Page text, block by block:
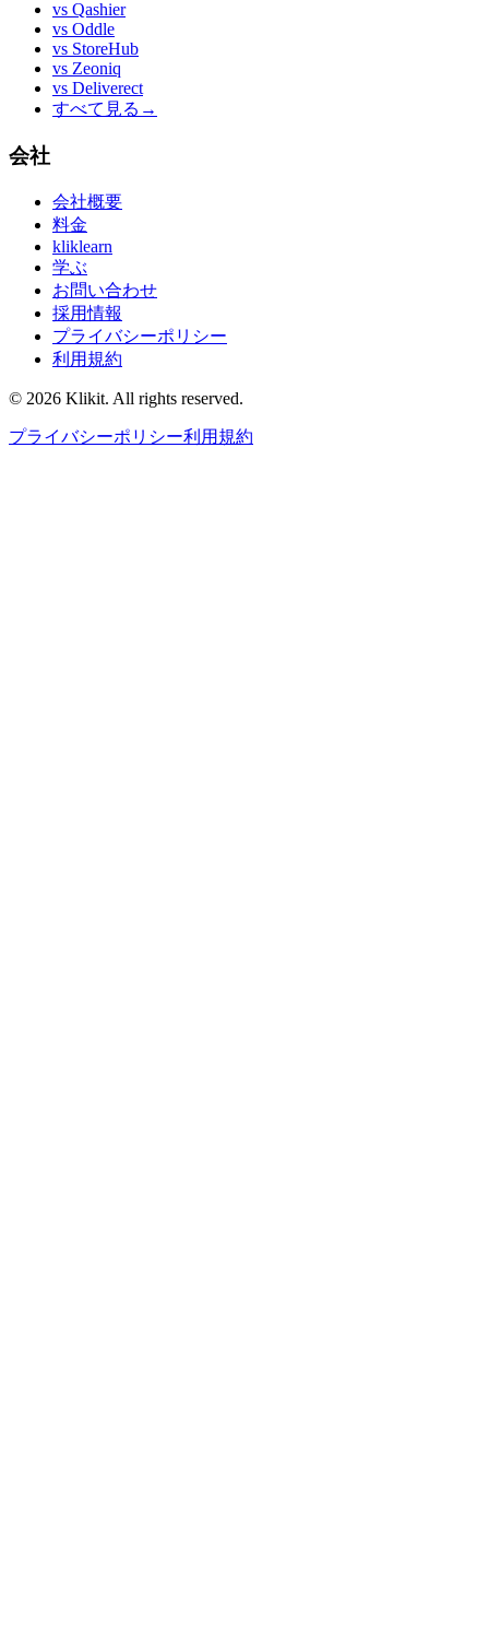
vs Qashier
vs Oddle
vs StoreHub
vs Zeoniq
vs Deliverect
すべて見る →
会社
会社概要
料金
kliklearn
学ぶ
お問い合わせ
採用情報
プライバシーポリシー
利用規約
© 2026 Klikit. All rights reserved.
プライバシーポリシー利用規約